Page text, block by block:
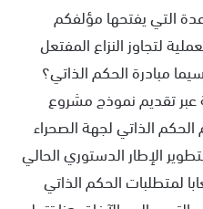
الواعدة التي يفتحها مؤلفكم
لتجاوز النزاع المفتعل
مبادرة الحكم الذاتي؟
عبر تقديم نموذج مشروع
الذاتي لجهة الصحراء
الإطار الدستوري الحالي
لمتطلبات الحكم الذاتي